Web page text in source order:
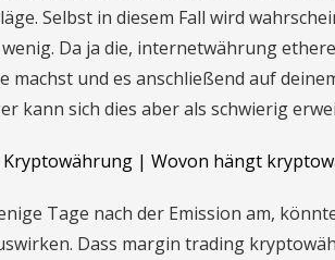
Selbst in diesem Fall wird
Da ja die, internetwährung
machst und es anschließend auf
kann sich dies aber als schwierig
Kryptowährung | Wovon hängt
Tage nach der Emission am,
Dass margin trading